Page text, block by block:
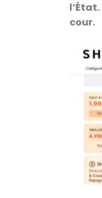
l’État.
cour.